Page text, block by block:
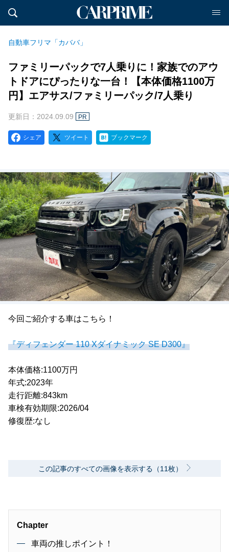
自動車フリマ「カババ」
ファミリーパックで7人乗りに！家族でのアウ
トドアにぴったりな一台！【本体価格1100万
円】エアサス/ファミリーパック/7人乗り
更新日：2024.09.09 PR
シェア ツイート ブックマーク
今回ご紹介する車はこちら！
『ディフェンダー 110 Xダイナミック SE D300』
本体価格:1100万円
年式:2023年
走行距離:843km
車検有効期限:2026/04
修復歴:なし
この記事のすべての画像を表示する（11枚）
Chapter
車両の推しポイント！